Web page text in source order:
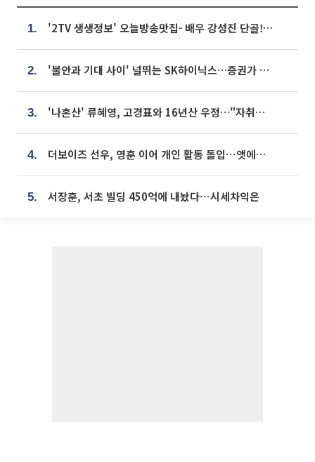
1. '2TV 생생정보' 오늘방송맛집- 배우 강성진 단골! 쌀국수ㆍ푸팟퐁 커리 맛집 '블○○○'
2. '불안과 기대 사이' 널뛰는 SK하이닉스…증권가 "HBM4·LTA 기반 펀터멘털 견고"
3. '나혼산' 류혜영, 고경표와 16년산 우정…"자취방서 부모님과 마주쳐"
4. 더보이즈 선우, 영훈 이어 개인 활동 돌입⋯앳에어리어와 전속계약
5. 서장훈, 서초 빌딩 450억에 내놨다⋯시세차익은